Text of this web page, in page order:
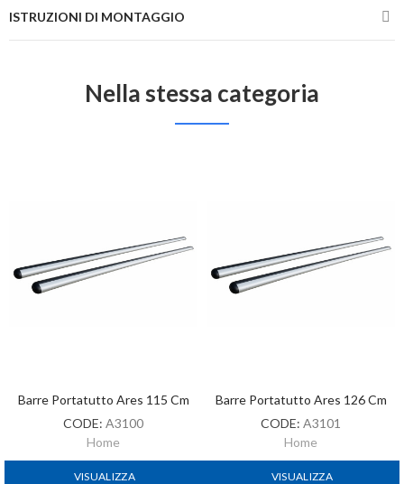
ISTRUZIONI DI MONTAGGIO
Nella stessa categoria
Barre Portatutto Ares 115 Cm
CODE: A3100
Home
VISUALIZZA
Barre Portatutto Ares 126 Cm
CODE: A3101
Home
VISUALIZZA